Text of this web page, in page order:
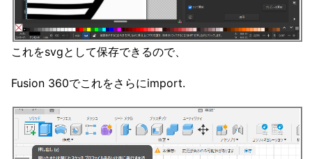
これをsvgとして保存できるので、
Fusion 360でこれをさらにimport.